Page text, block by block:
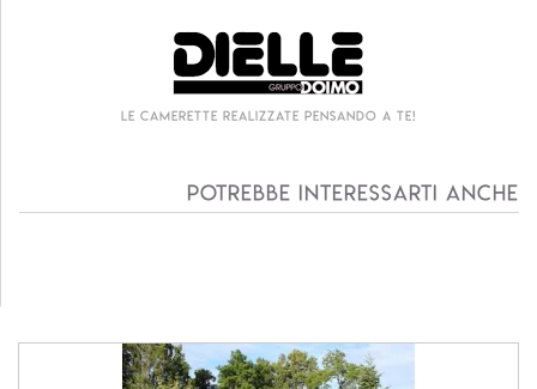
Le camerette realizzate pensando a te!
Potrebbe interessarti anche